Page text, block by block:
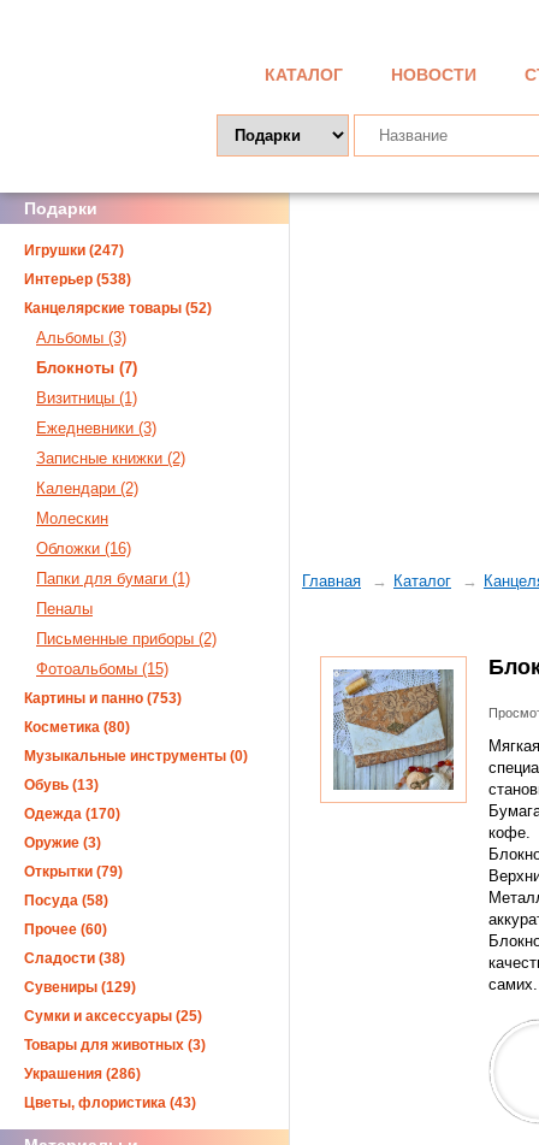
КАТАЛОГ НОВОСТИ
Главная Каталог
кофе.
самих.
Подарки
Игрушки (247)
Интерьер (538)
Канцелярские товары (52)
Альбомы (3)
Блокноты (7)
Визитницы (1)
Ежедневники (3)
Записные книжки (2)
Календари (2)
Молескин
Обложки (16)
Папки для бумаги (1)
Пеналы
Письменные приборы (2)
Фотоальбомы (15)
Картины и панно (753)
Косметика (80)
Музыкальные инструменты (0)
Обувь (13)
Одежда (170)
Оружие (3)
Открытки (79)
Посуда (58)
Прочее (60)
Сладости (38)
Сувениры (129)
Сумки и аксессуары (25)
Товары для животных (3)
Украшения (286)
Цветы, флористика (43)